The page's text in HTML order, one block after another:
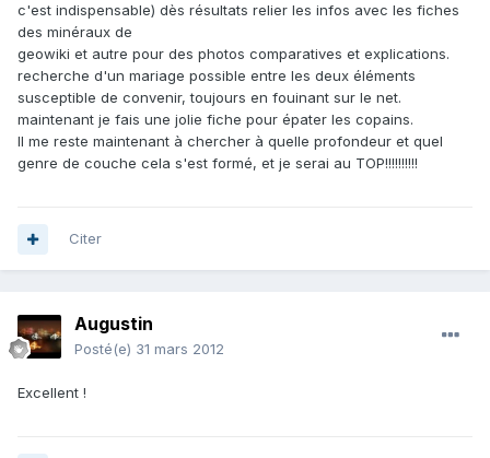
c'est indispensable) dès résultats relier les infos avec les fiches
des minéraux de
geowiki et autre pour des photos comparatives et explications.
recherche d'un mariage possible entre les deux éléments
susceptible de convenir, toujours en fouinant sur le net.
maintenant je fais une jolie fiche pour épater les copains.
Il me reste maintenant à chercher à quelle profondeur et quel
genre de couche cela s'est formé, et je serai au TOP!!!!!!!!!!
Citer
Augustin
Posté(e) 31 mars 2012
Excellent !